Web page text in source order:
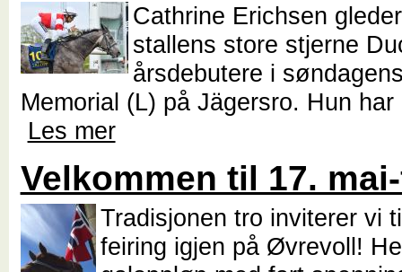
Cathrine Erichsen
stallens store stjerne
årsdebutere i
Memorial (L) på Jägersro. Hun
Les mer
Velkommen til 17.
Tradisjonen tro inviterer vi
feiring igjen på Øvrevoll!